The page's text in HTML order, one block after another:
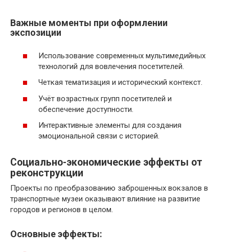
Важные моменты при оформлении
экспозиции
Использование современных мультимедийных
технологий для вовлечения посетителей.
Четкая тематизация и исторический контекст.
Учёт возрастных групп посетителей и
обеспечение доступности.
Интерактивные элементы для создания
эмоциональной связи с историей.
Социально-экономические эффекты от
реконструкции
Проекты по преобразованию заброшенных вокзалов в
транспортные музеи оказывают влияние на развитие
городов и регионов в целом.
Основные эффекты: